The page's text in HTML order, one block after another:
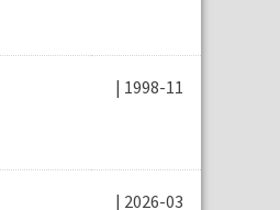
| 1998-11
| 2026-03